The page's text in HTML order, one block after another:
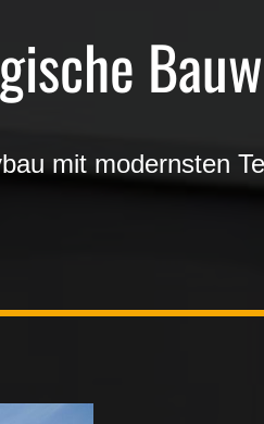
mit modernsten